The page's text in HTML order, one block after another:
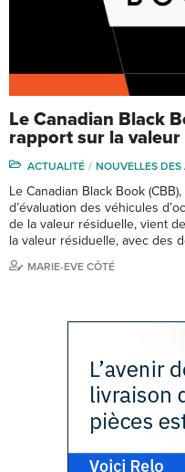
Le Canadian Black
rapport sur la
ACTUALITÉ NOUVELLES DES
Le Canadian Black Book
d’évaluation des véhicules
de la valeur résiduelle, vient
la valeur résiduelle, avec des
MARIE-EVE CÔTÉ